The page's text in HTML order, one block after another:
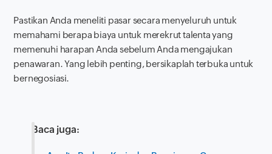
Pastikan Anda meneliti pasar secara menyeluruh untuk
memahami berapa biaya untuk merekrut talenta yang
memenuhi harapan Anda sebelum Anda mengajukan
penawaran. Yang lebih penting, bersikaplah terbuka untuk
bernegosiasi.
Baca juga: